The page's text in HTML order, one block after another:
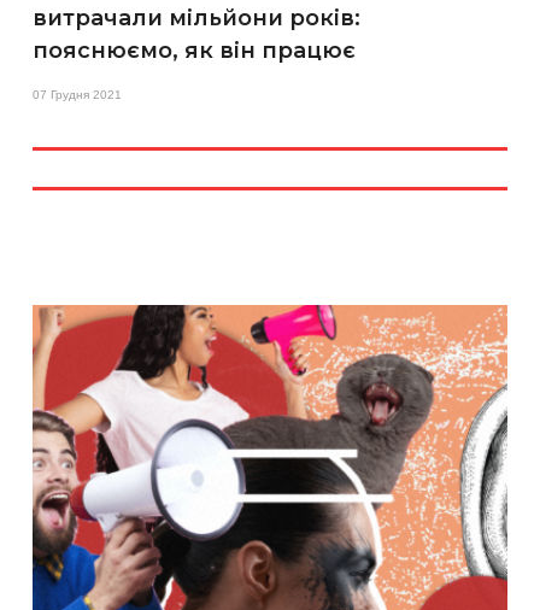
витрачали мільйони років:
пояснюємо, як він працює
07 Грудня 2021